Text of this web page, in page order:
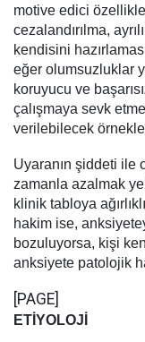
motive edici
cezalandırılma,
kendisini
eğer olumsuzluklar
koruyucu ve
çalışmaya sevk
verilebilecek
Uyaranın şiddeti ile
zamanla azalmak
klinik tabloya
hakim ise,
bozuluyorsa, kişi
anksiyete patolojik
[PAGE]
ETİYOLOJİ